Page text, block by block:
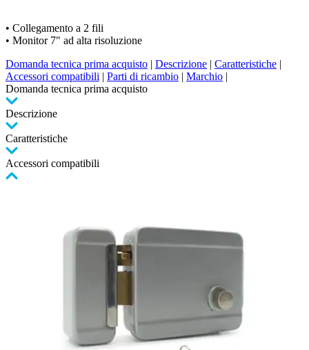
• Collegamento a 2 fili
• Monitor 7" ad alta risoluzione
Domanda tecnica prima acquisto | Descrizione | Caratteristiche |
Accessori compatibili | Parti di ricambio | Marchio |
Domanda tecnica prima acquisto
Descrizione
Caratteristiche
Accessori compatibili